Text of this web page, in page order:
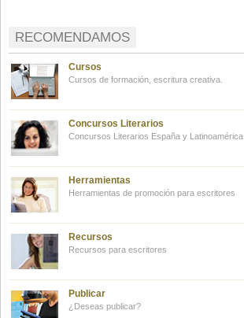
RECOMENDAMOS
Cursos
Cursos de formación, escritura creativa.
Concursos Literarios
Concursos Literarios España y Latinoamérica
Herramientas
Herramientas de promoción para escritores
Recursos
Recursos para escritores
Publicar
¿Deseas publicar?